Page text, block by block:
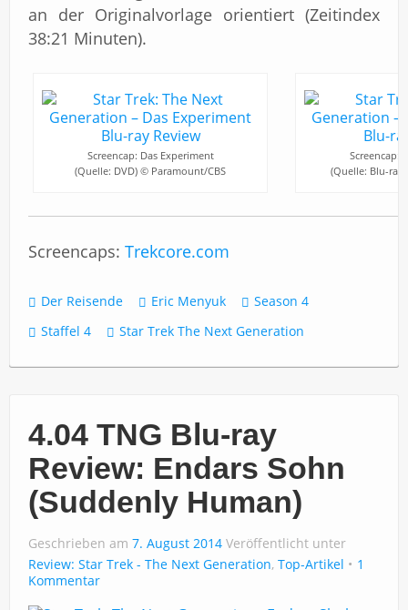
an der Originalvorlage orientiert (Zeitindex
38:21 Minuten).
Screencap: Das Experiment
(Quelle: DVD) © Paramount/CBS
Screencap:
(Quelle: Blu-
Screencaps: Trekcore.com
Der Reisende Eric Menyuk
Season 4
Staffel 4
Star Trek The Next Generation
4.04 TNG Blu-ray
Review: Endars Sohn
(Suddenly Human)
Geschrieben am 7. August 2014 Veröffentlicht unter
Review: Star Trek - The Next Generation, Top-Artikel
1
Kommentar